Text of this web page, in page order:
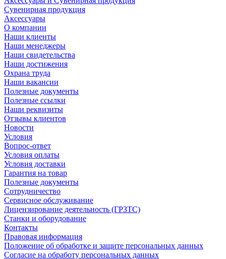
Сувенирная продукция
Аксессуары
О компании
Наши клиенты
Наши менеджеры
Наши свидетельства
Наши достижения
Охрана труда
Наши вакансии
Полезные документы
Полезные ссылки
Наши реквизиты
Отзывы клиентов
Новости
Условия
Вопрос-ответ
Условия оплаты
Условия доставки
Гарантия на товар
Полезные документы
Сотрудничество
Сервисное обслуживание
Лицензирование деятельность (ГРЗТС)
Станки и оборудование
Контакты
Правовая информация
Положение об обработке и защите персональных данных
Согласие на обработу персональных данных